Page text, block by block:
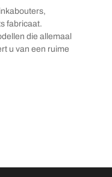
fabricaat.
die allemaal
u van een ruime